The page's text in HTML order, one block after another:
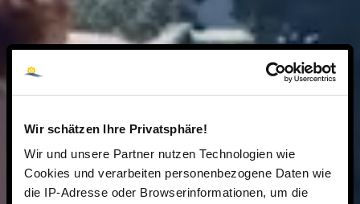
Wir schätzen Ihre Privatsphäre!
Wir und unsere Partner nutzen Technologien wie
Cookies und verarbeiten personenbezogene Daten wie
die IP-Adresse oder Browserinformationen, um die